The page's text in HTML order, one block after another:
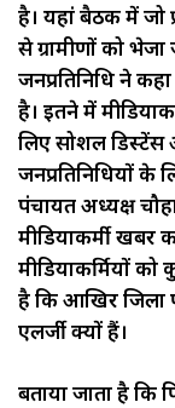
है। यहां बैठक में जो
से ग्रामीणों को
जनप्रतिनिधि ने
है। इतने में
लिए सोशल
जनप्रतिनिधियों के
पंचायत अध्यक्ष
मीडियाकर्मी
मीडियाकर्मियों
है कि आखिर जिला
एलर्जी क्यों हैं।
बताया जाता है कि